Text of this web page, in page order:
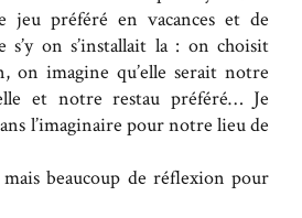
jeu préféré en vacances et de
s’y on s’installait la : on choisit
on imagine qu’elle serait notre
et notre restau préféré… Je
l’imaginaire pour notre lieu de
beaucoup de réflexion pour